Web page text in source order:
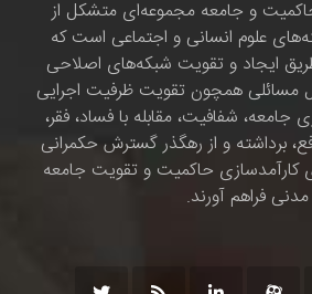
و جامعه مجموعه‌ای متشکل از
علوم انسانی و اجتماعی است که
ایجاد و تقویت شبکه‌های اصلاحی
مسائلی همچون تقویت ظرفیت اجرایی
جامعه، شفافیت، مقابله با فساد، فقر،
برداشته و از رهگذر گسترش حکمرانی
کارآمدسازی حاکمیت و تقویت جامعه
مدنی فراهم آورند.